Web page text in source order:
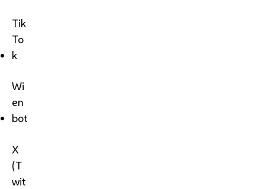
Tik
To
k
Wi
en
bot
X
(T
wit